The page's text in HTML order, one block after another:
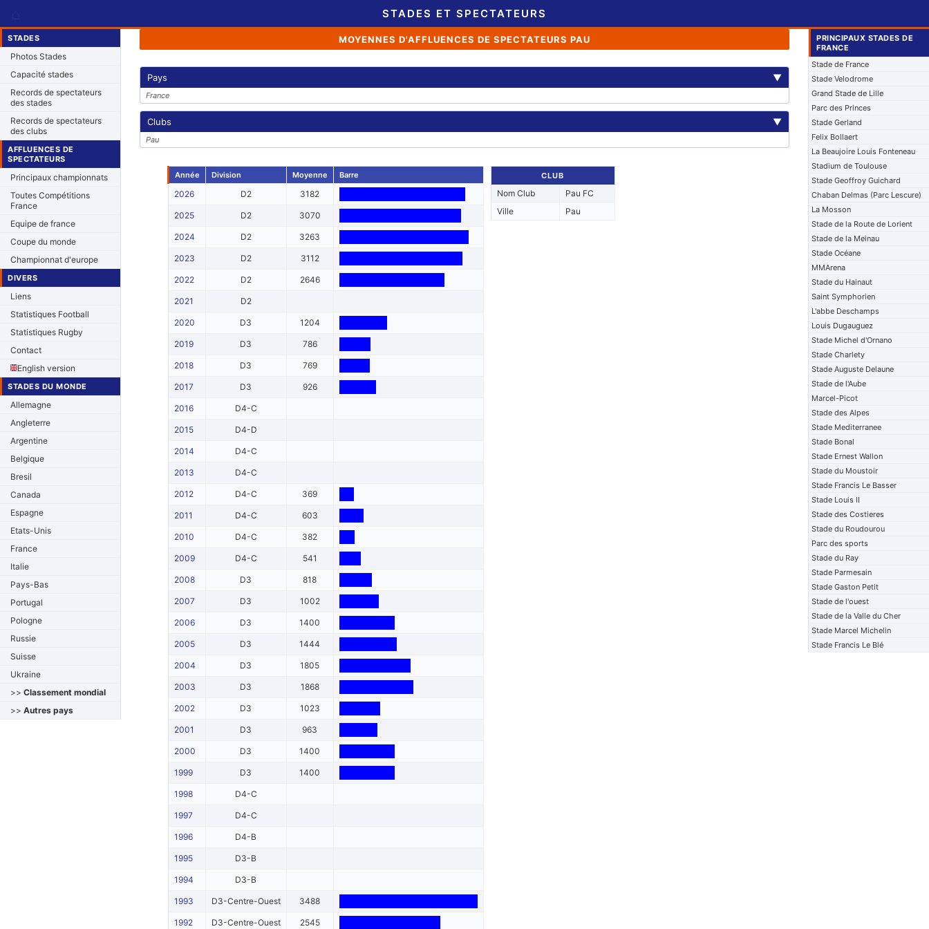
STADES ET SPECTATEURS
STADES
Photos Stades
Capacité stades
Records de spectateurs
des stades
Records de spectateurs
des clubs
AFFLUENCES DE
SPECTATEURS
Principaux championnats
Toutes Compétitions
France
Equipe de france
Coupe du monde
Championnat d'europe
DIVERS
Liens
Statistiques Football
Statistiques Rugby
Contact
English version
STADES DU MONDE
Allemagne
Angleterre
Argentine
Belgique
Bresil
Canada
Espagne
Etats-Unis
France
Italie
Pays-Bas
Portugal
Pologne
Russie
Suisse
Ukraine
>> Classement mondial
>> Autres pays
MOYENNES D'AFFLUENCES DE SPECTATEURS PAU
Pays ▼
France
Clubs ▼
Pau
Année Division Moyenne Barre
2026 D2 3182
2025 D2 3070
2024 D2 3263
2023 D2 3112
2022 D2 2646
2021 D2
2020 D3 1204
2019 D3 786
2018 D3 769
2017 D3 926
2016 D4-C
2015 D4-D
2014 D4-C
2013 D4-C
2012 D4-C 369
2011 D4-C 603
2010 D4-C 382
2009 D4-C 541
2008 D3 818
2007 D3 1002
2006 D3 1400
2005 D3 1444
2004 D3 1805
2003 D3 1868
2002 D3 1023
2001 D3 963
2000 D3 1400
1999 D3 1400
1998 D4-C
1997 D4-C
1996 D4-B
1995 D3-B
1994 D3-B
1993 D3-Centre-Ouest 3488
1992 D3-Centre-Ouest 2545
CLUB
Nom Club
Pau FC
Ville
Pau
PRINCIPAUX STADES DE
FRANCE
Stade de France
Stade Velodrome
Grand Stade de Lille
Parc des Princes
Stade Gerland
Felix Bollaert
La Beaujoire Louis Fonteneau
Stadium de Toulouse
Stade Geoffroy Guichard
Chaban Delmas (Parc Lescure)
La Mosson
Stade de la Route de Lorient
Stade de la Meinau
Stade Océane
MMArena
Stade du Hainaut
Saint Symphorien
L'abbe Deschamps
Louis Dugauguez
Stade Michel d'Ornano
Stade Charlety
Stade Auguste Delaune
Stade de l'Aube
Marcel-Picot
Stade des Alpes
Stade Mediterranee
Stade Bonal
Stade Ernest Wallon
Stade du Moustoir
Stade Francis Le Basser
Stade Louis II
Stade des Costieres
Stade du Roudourou
Parc des sports
Stade du Ray
Stade Parmesain
Stade Gaston Petit
Stade de l'ouest
Stade de la Valle du Cher
Stade Marcel Michelin
Stade Francis Le Blé